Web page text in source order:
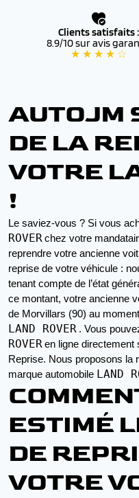
Clients satisfaits :
8.9/10 sur avis
★ ★ ★ ★ ☆
AUTOJM
DE LA
VOTRE
!
Le saviez-vous ? Si vous
ROVERchez votre
reprendre votre ancienne
reprise de votre véhicule :
tenant compte de l’état
ce montant, votre ancienne
LAND ROVER . Vous
ROVERen ligne directement
Reprise. Nous proposons la
marque automobile LAND
ESTIMÉ
DE
VOTRE